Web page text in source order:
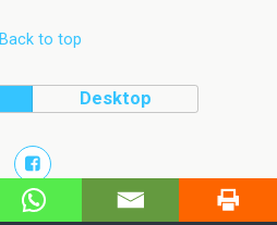
Back to top
Desktop